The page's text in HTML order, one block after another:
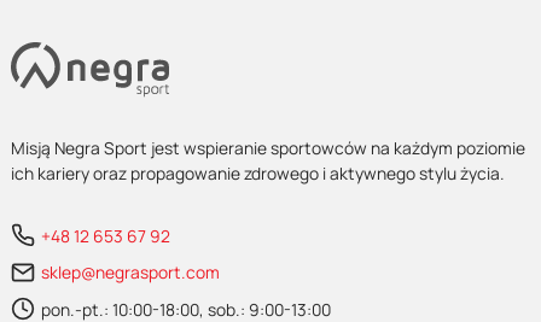
Misją Negra Sport jest wspieranie sportowców na każdym poziomie
ich kariery oraz propagowanie zdrowego i aktywnego stylu życia.
+48 12 653 67 92
sklep@negrasport.com
pon.-pt.: 10:00-18:00, sob.: 9:00-13:00